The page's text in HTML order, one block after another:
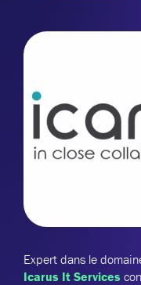
Expert dans le
Icarus It Services